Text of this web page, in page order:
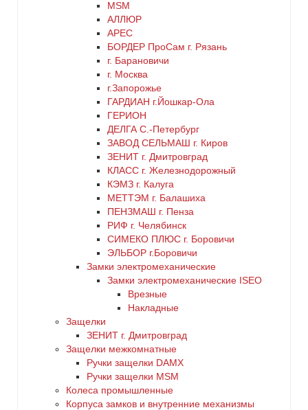
MSM
АЛЛЮР
АРЕС
БОРДЕР ПроСам г. Рязань
г. Барановичи
г. Москва
г.Запорожье
ГАРДИАН г.Йошкар-Ола
ГЕРИОН
ДЕЛГА С.-Петербург
ЗАВОД СЕЛЬМАШ г. Киров
ЗЕНИТ г. Дмитровград
КЛАСС г. Железнодорожный
КЭМЗ г. Калуга
МЕТТЭМ г. Балашиха
ПЕНЗМАШ г. Пенза
РИФ г. Челябинск
СИМЕКО ПЛЮС г. Боровичи
ЭЛЬБОР г.Боровичи
Замки электромеханические
Замки электромеханические ISEO
Врезные
Накладные
Защелки
ЗЕНИТ г. Дмитровград
Защелки межкомнатные
Ручки защелки DAMX
Ручки защелки MSM
Колеса промышленные
Корпуса замков и внутренние механизмы